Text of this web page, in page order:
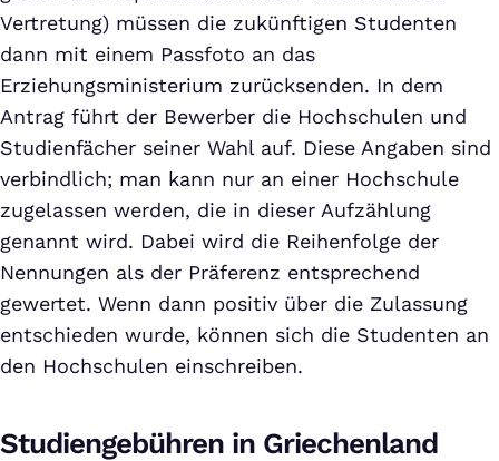
Vertretung) müssen die zukünftigen Studenten
dann mit einem Passfoto an das
Erziehungsministerium zurücksenden. In dem
Antrag führt der Bewerber die Hochschulen und
Studienfächer seiner Wahl auf. Diese Angaben sind
verbindlich; man kann nur an einer Hochschule
zugelassen werden, die in dieser Aufzählung
genannt wird. Dabei wird die Reihenfolge der
Nennungen als der Präferenz entsprechend
gewertet. Wenn dann positiv über die Zulassung
entschieden wurde, können sich die Studenten an
den Hochschulen einschreiben.
Studiengebühren in Griechenland